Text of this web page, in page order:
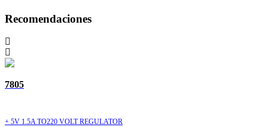
Recomendaciones
7805
+ 5V 1.5A TO220 VOLT REGULATOR